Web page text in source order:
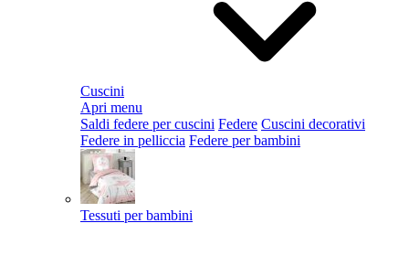
Cuscini
Apri menu
Saldi federe per cuscini Federe Cuscini decorativi
Federe in pelliccia Federe per bambini
Tessuti per bambini